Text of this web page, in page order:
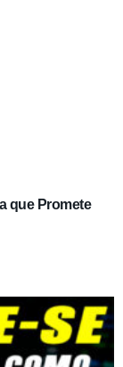
que Promete